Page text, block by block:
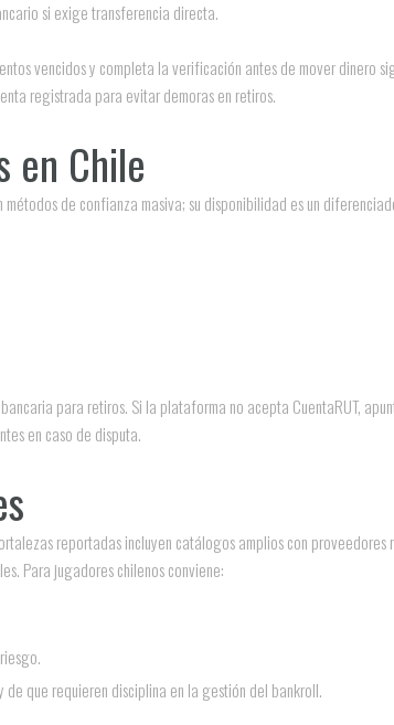
si exige transferencia directa.
vencidos y completa la verificación antes de mover dinero
registrada para evitar demoras en retiros.
en Chile
de confianza masiva; su disponibilidad es un
para retiros. Si la plataforma no acepta CuentaRUT,
en caso de disputa.
reportadas incluyen catálogos amplios con proveedores
Para jugadores chilenos conviene:
que requieren disciplina en la gestión del bankroll.